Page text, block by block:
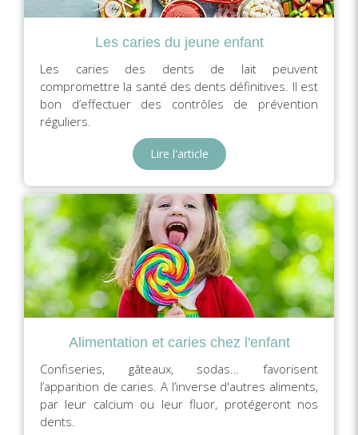
Les caries du jeune enfant
Les caries des dents de lait peuvent
compromettre la santé des dents définitives. Il est
bon d’effectuer des contrôles de prévention
réguliers.
Lire l'article
Alimentation et caries chez l'enfant
Confiseries, gâteaux, sodas… favorisent
l’apparition de caries. A l’inverse d'autres aliments,
par leur calcium ou leur fluor, protégeront nos
dents.